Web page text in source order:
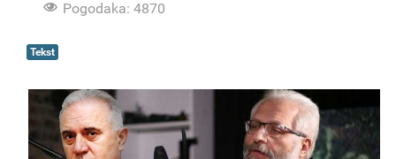
Pogodaka: 4870
Tekst